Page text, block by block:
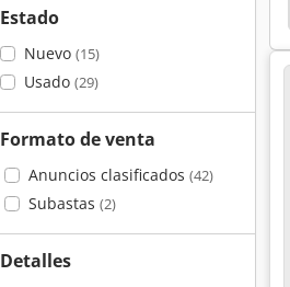
Estado
Nuevo (15)
Usado (29)
Formato de venta
Anuncios clasificados (42)
Subastas (2)
Detalles
Eckold Piccolo